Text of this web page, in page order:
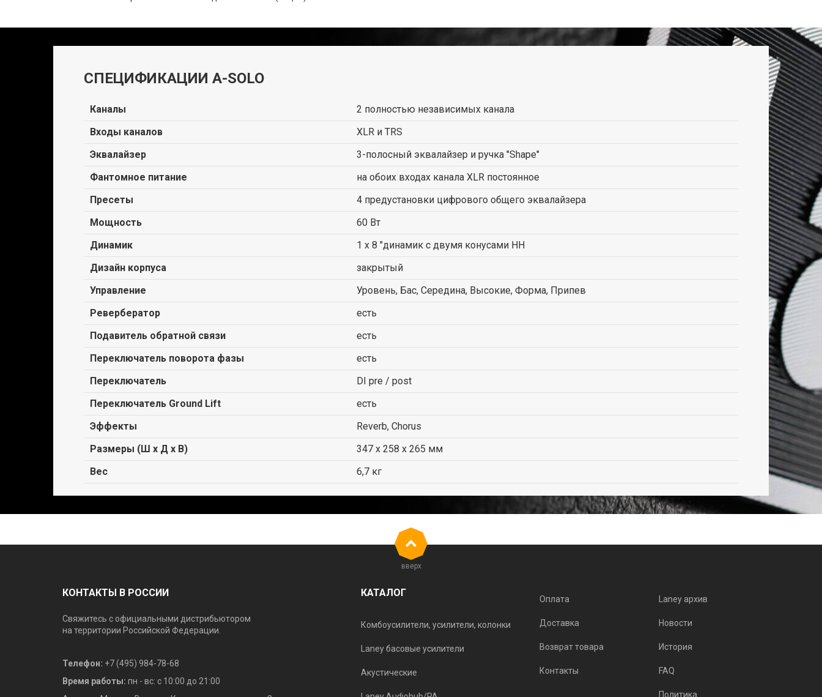
СПЕЦИФИКАЦИИ A-SOLO
Каналы
2 полностью независимых канала
Входы каналов
XLR и TRS
Эквалайзер
3-полосный эквалайзер и ручка "Shape"
Фантомное питание
на обоих входах канала XLR постоянное
Пресеты
4 предустановки цифрового общего эквалайзера
Мощность
60 Вт
Динамик
1 x 8 "динамик с двумя конусами HH
Дизайн корпуса
закрытый
Управление
Уровень, Бас, Середина, Высокие, Форма, Припев
Ревербератор
есть
Подавитель обратной связи
есть
Переключатель поворота фазы
есть
Переключатель
DI pre / post
Переключатель Ground Lift
есть
Эффекты
Reverb, Chorus
Размеры (Ш х Д х В)
347 х 258 х 265 мм
Вес
6,7 кг
КОНТАКТЫ В РОССИИ
Свяжитесь с официальными дистрибьютором
на территории Российской Федерации.
Телефон: +7 (495) 984-78-68
Время работы: пн - вс: с 10:00 до 21:00
КАТАЛОГ
Комбоусилители, усилители, колонки
Laney басовые усилители
Акустические
Оплата
Доставка
Возврат товара
Контакты
Laney архив
Новости
История
FAQ
Политика
вверх